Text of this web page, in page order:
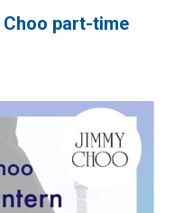
Choo part-time